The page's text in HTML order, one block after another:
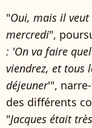
"Oui, mais il veut
mercredi",
: 'On va faire
viendrez, et tous
déjeuner'",
des différents
"Jacques était